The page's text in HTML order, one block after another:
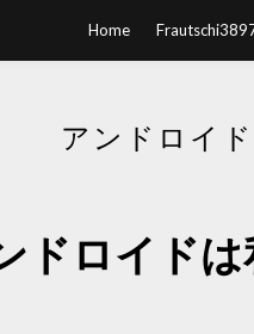
Home
アンドロイ
ドロイド